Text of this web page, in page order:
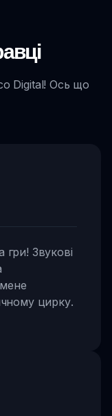
Digital! Ось що
гри! Звукові
цирку.